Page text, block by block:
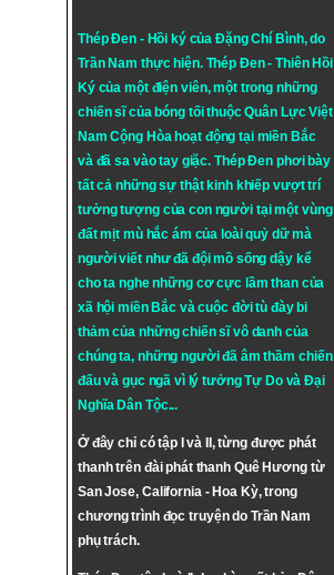
Thép Đen - Hồi ký của Đặng Chí Bình, do
Trần Nam thực hiện. Thép Đen- Thiên Hồi
Ký của một điện viên, một trong những
chiến sĩ của bóng tối thuộc Quân Lực Việt
Nam Cộng Hòa hoạt động tại miền Bắc
và đã sa vào tay giặc. Thép Đen phơi bày
tất cả những sự thật kinh khiếp vượt trí
tưởng tượng của con người tại một vùng
đất mịt mù hắc ám của loài quỷ dữ mà
người viết như đã đội mồ sống dậy kể
cho ta nghe những cơ cực lầm than của
xã hội miền Bắc và cuộc đời tù đày bi
thảm của những chiến sĩ vô danh của
chúng ta, những người đã âm thầm chiến
đấu và gục ngã vì lý tưởngTự DovàĐại
Nghĩa Dân Tộc...
Ở đây chỉ có tập I và II, từng được phát
thanh trên đài phát thanh Quê Hương từ
San Jose, California - Hoa Kỳ, trong
chương trình đọc truyện do Trần Nam
phụ trách.